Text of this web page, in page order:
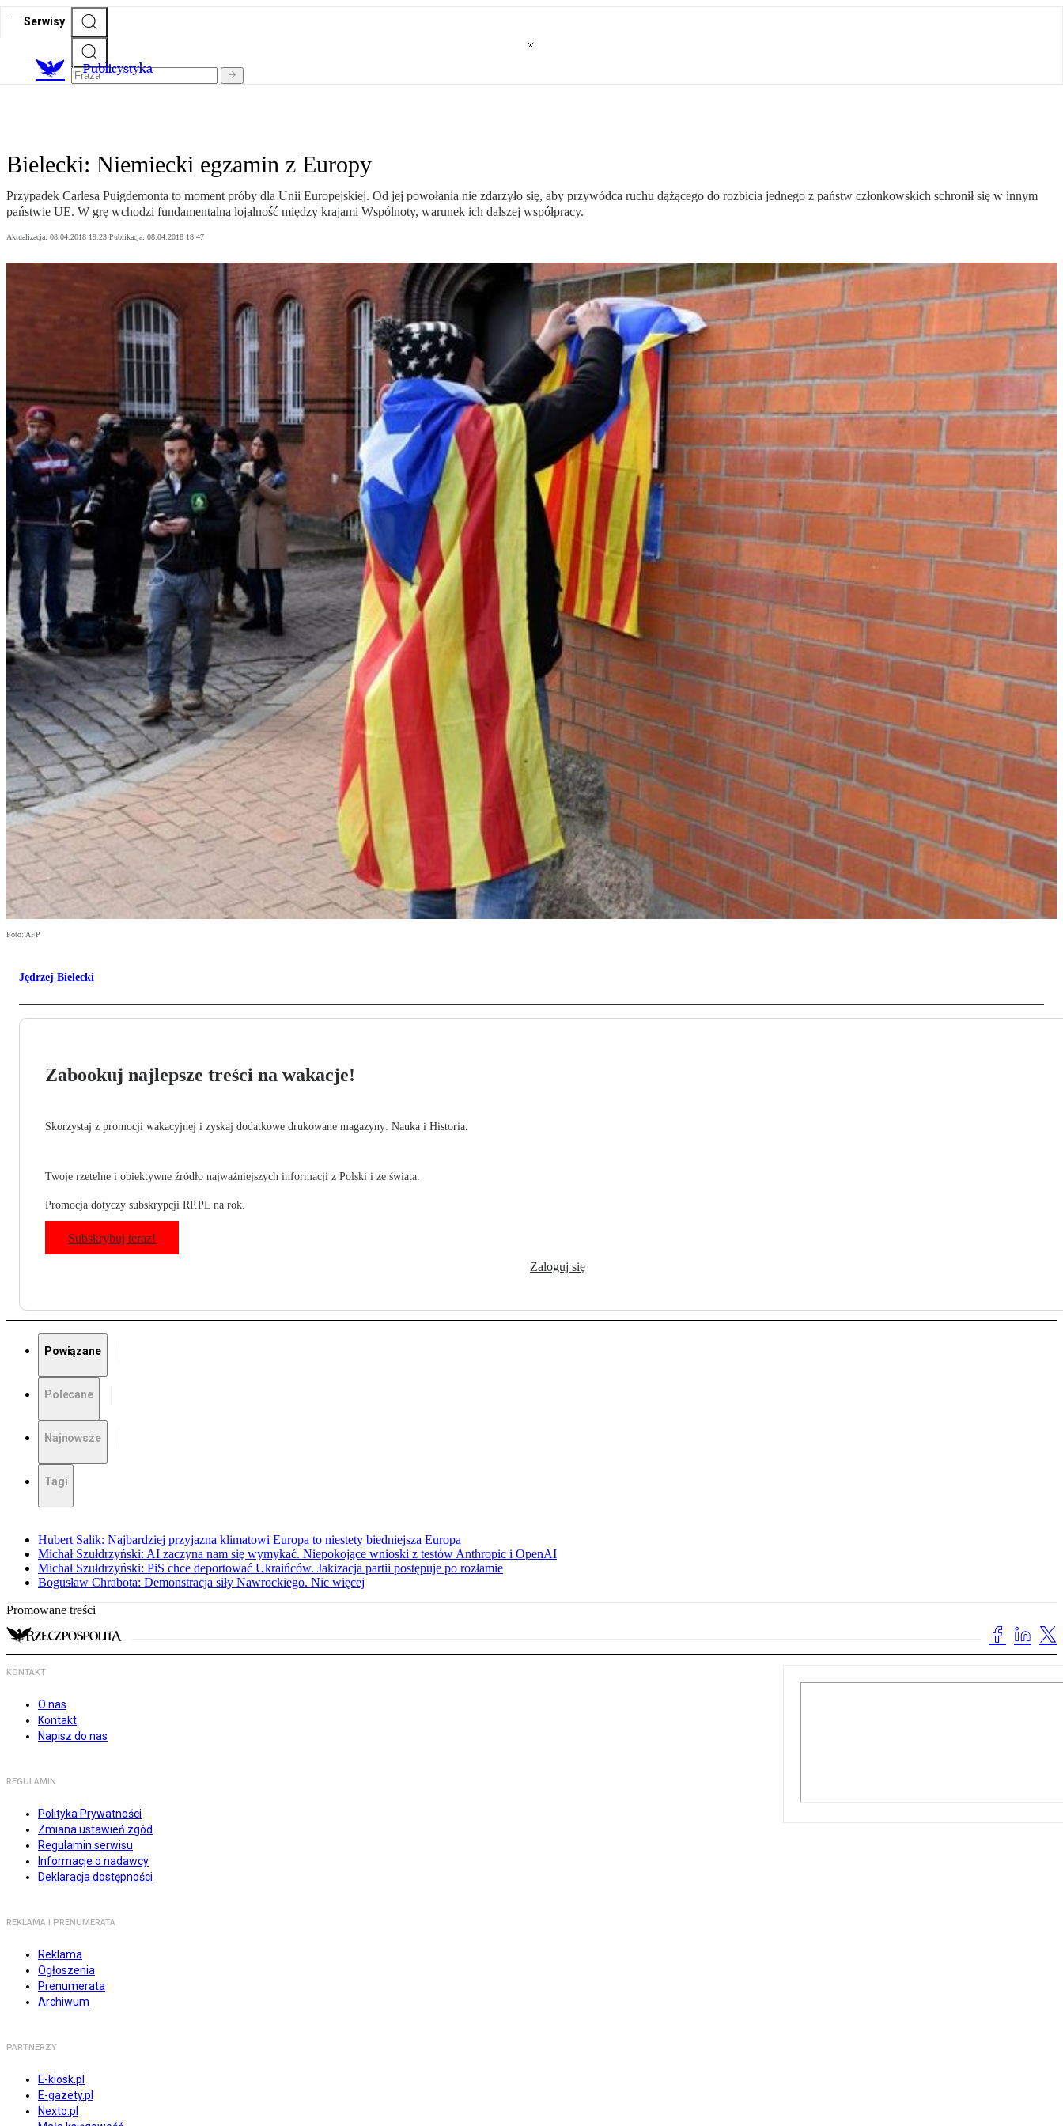
Serwisy
Publicystyka
Bielecki: Niemiecki egzamin z Europy
Przypadek Carlesa Puigdemonta to moment próby dla Unii Europejskiej. Od jej powołania nie zdarzyło się, aby przywódca ruchu dążącego do rozbicia jednego z państw członkowskich schronił się w innym
państwie UE. W grę wchodzi fundamentalna lojalność między krajami Wspólnoty, warunek ich dalszej współpracy.
Aktualizacja: 08.04.2018 19:23 Publikacja: 08.04.2018 18:47
Foto: AFP
Jędrzej Bielecki
Zabookuj najlepsze treści na wakacje!
Skorzystaj z promocji wakacyjnej i zyskaj dodatkowe drukowane magazyny: Nauka i Historia.
Twoje rzetelne i obiektywne źródło najważniejszych informacji z Polski i ze świata.
Promocja dotyczy subskrypcji RP.PL na rok.
Subskrybuj teraz!
Zaloguj się
Powiązane
Polecane
Najnowsze
Tagi
Hubert Salik: Najbardziej przyjazna klimatowi Europa to niestety biedniejsza Europa
Michał Szułdrzyński: AI zaczyna nam się wymykać. Niepokojące wnioski z testów Anthropic i OpenAI
Michał Szułdrzyński: PiS chce deportować Ukraińców. Jakizacja partii postępuje po rozłamie
Bogusław Chrabota: Demonstracja siły Nawrockiego. Nic więcej
Promowane treści
KONTAKT
O nas
Kontakt
Napisz do nas
REGULAMIN
Polityka Prywatności
Zmiana ustawień zgód
Regulamin serwisu
Informacje o nadawcy
Deklaracja dostępności
REKLAMA I PRENUMERATA
Reklama
Ogłoszenia
Prenumerata
Archiwum
PARTNERZY
E-kiosk.pl
E-gazety.pl
Nexto.pl